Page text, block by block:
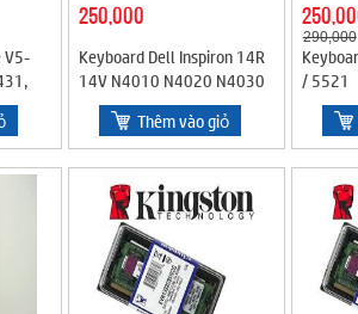
V5-
250,000
Keyboard Dell Inspiron 14R
14V N4010 N4020 N4030
Thêm vào giỏ
290,000
/ 5521